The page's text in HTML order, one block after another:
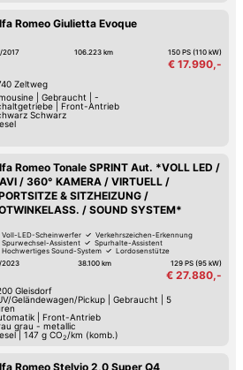
Romeo Giulietta Evoque
2017 106.223 km 150 PS (110 kW)
€ 17.990,-
Zeltweg
| Gebraucht
-
| Front-Antrieb
Schwarz
Romeo Tonale SPRINT Aut. *VOLL LED /
/ 360° KAMERA / VIRTUELL /
& SITZHEIZUNG /
/ SOUND SYSTEM*
Voll-LED-Scheinwerfer
Verkehrszeichen-Erkennung
Spurwechsel-Assistent
Spurhalte-Assistent
Hochwertiges Sound-System
Lordosenstütze
2023 38.100 km 129 PS (95 kW)
€ 27.880,-
Gleisdorf
Geländewagen/Pickup| Gebraucht
5
| Front-Antrieb
grau - metallic
| 147 g CO2 /km (komb.)
Romeo Stelvio 2,0 Super Q4